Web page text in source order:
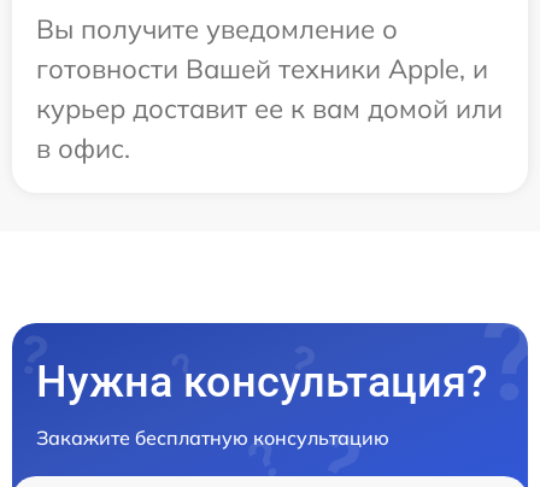
Вы получите уведомление о
готовности Вашей техники Apple, и
курьер доставит ее к вам домой или
в офис.
Нужна консультация?
Закажите бесплатную консультацию